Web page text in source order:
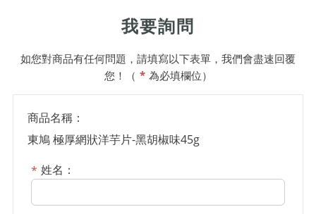
我要詢問
如您對商品有任何問題，請填寫以下表單，我們會盡速回覆
您！（ * 為必填欄位）
商品名稱：
東鳩 極厚網狀洋芋片-黑胡椒味45g
姓名：